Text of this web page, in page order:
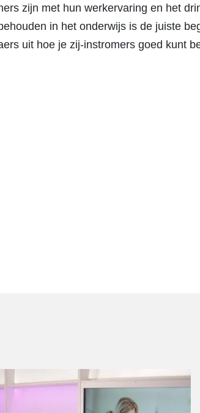
zijn met hun werkervaring en het
in het onderwijs is de juiste
uit hoe je zij-instromers goed kunt